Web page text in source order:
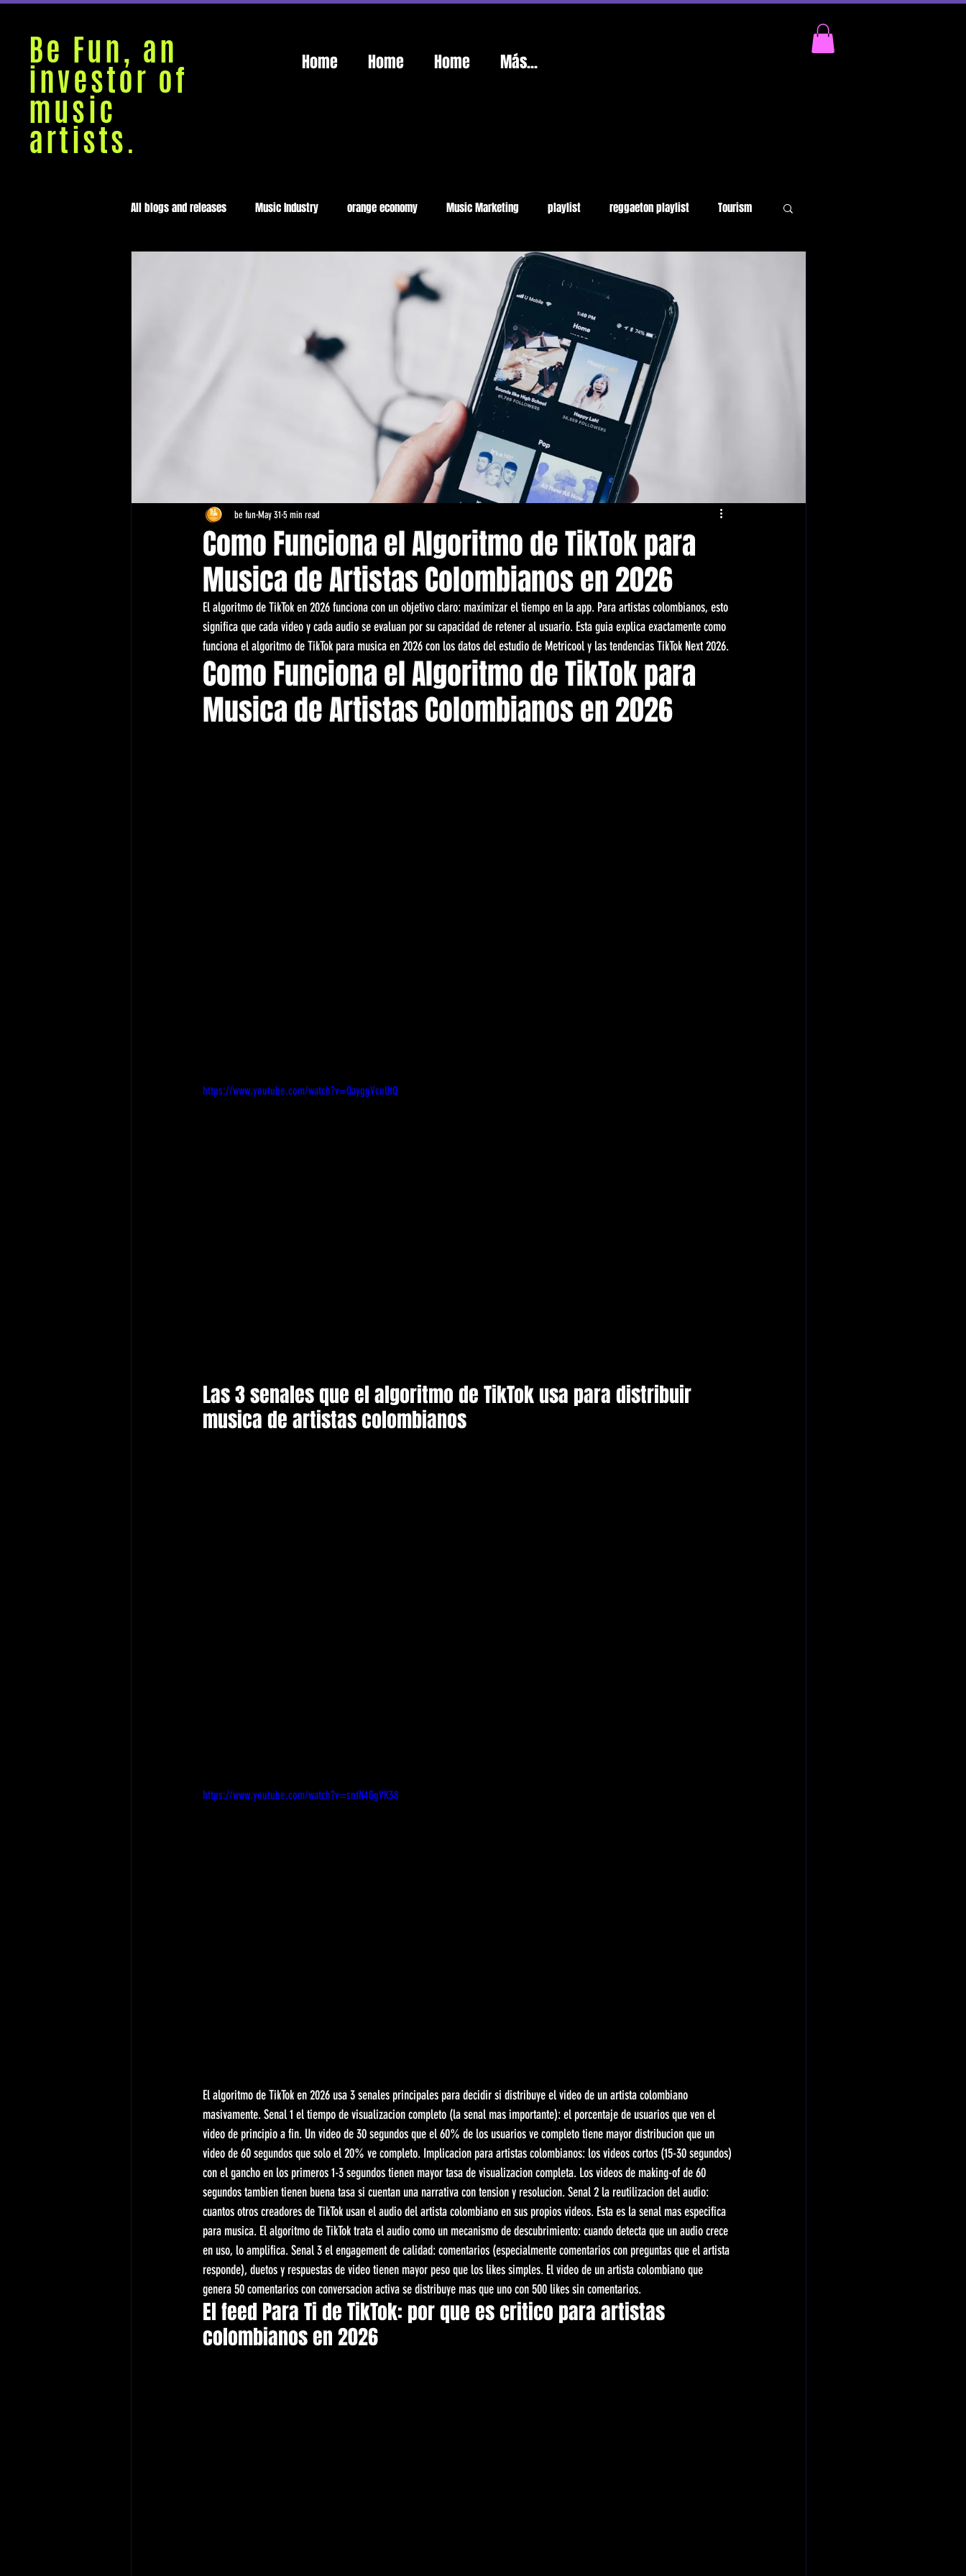
Be Fun, an
investor of
music
artists.
Home Home Home Más...
All blogs and releases Music Industry orange economy Music Marketing playlist reggaeton playlist Tourism
Como Funciona el Algoritmo de TikTok para
Musica de Artistas Colombianos en 2026
be fun May 31 5 min read
El algoritmo de TikTok en 2026 funciona con un objetivo claro: maximizar el tiempo en la app. Para artistas colombianos, esto
significa que cada video y cada audio se evaluan por su capacidad de retener al usuario. Esta guia explica exactamente como
funciona el algoritmo de TikTok para musica en 2026 con los datos del estudio de Metricool y las tendencias TikTok Next 2026.
Como Funciona el Algoritmo de TikTok para
Musica de Artistas Colombianos en 2026
https://www.youtube.com/watch?v=QayggVcuUtQ
Las 3 senales que el algoritmo de TikTok usa para distribuir
musica de artistas colombianos
https://www.youtube.com/watch?v=sntN4GgVK38
El algoritmo de TikTok en 2026 usa 3 senales principales para decidir si distribuye el video de un artista colombiano
masivamente. Senal 1 el tiempo de visualizacion completo (la senal mas importante): el porcentaje de usuarios que ven el
video de principio a fin. Un video de 30 segundos que el 60% de los usuarios ve completo tiene mayor distribucion que un
video de 60 segundos que solo el 20% ve completo. Implicacion para artistas colombianos: los videos cortos (15-30 segundos)
con el gancho en los primeros 1-3 segundos tienen mayor tasa de visualizacion completa. Los videos de making-of de 60
segundos tambien tienen buena tasa si cuentan una narrativa con tension y resolucion. Senal 2 la reutilizacion del audio:
cuantos otros creadores de TikTok usan el audio del artista colombiano en sus propios videos. Esta es la senal mas especifica
para musica. El algoritmo de TikTok trata el audio como un mecanismo de descubrimiento: cuando detecta que un audio crece
en uso, lo amplifica. Senal 3 el engagement de calidad: comentarios (especialmente comentarios con preguntas que el artista
responde), duetos y respuestas de video tienen mayor peso que los likes simples. El video de un artista colombiano que
genera 50 comentarios con conversacion activa se distribuye mas que uno con 500 likes sin comentarios.
El feed Para Ti de TikTok: por que es critico para artistas
colombianos en 2026